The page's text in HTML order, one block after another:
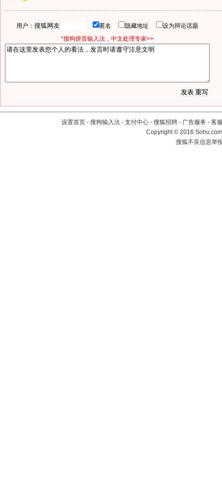
用户： 匿名 隐藏地址
设为辩论话题
*搜狗拼音输入法，中文处理专家>>
设置首页 - 搜狗输入法 - 支付中心 - 搜狐招聘 - 广告服务 - 客
Copyright©2016
搜狐不良信息举